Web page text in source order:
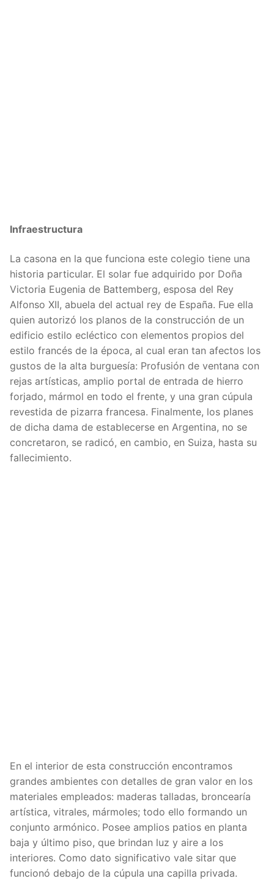
Infraestructura
La casona en la que funciona este colegio tiene una
historia particular. El solar fue adquirido por Doña
Victoria Eugenia de Battemberg, esposa del Rey
Alfonso XII, abuela del actual rey de España. Fue ella
quien autorizó los planos de la construcción de un
edificio estilo ecléctico con elementos propios del
estilo francés de la época, al cual eran tan afectos los
gustos de la alta burguesía: Profusión de ventana con
rejas artísticas, amplio portal de entrada de hierro
forjado, mármol en todo el frente, y una gran cúpula
revestida de pizarra francesa. Finalmente, los planes
de dicha dama de establecerse en Argentina, no se
concretaron, se radicó, en cambio, en Suiza, hasta su
fallecimiento.
En el interior de esta construcción encontramos
grandes ambientes con detalles de gran valor en los
materiales empleados: maderas talladas, broncearía
artística, vitrales, mármoles; todo ello formando un
conjunto armónico. Posee amplios patios en planta
baja y último piso, que brindan luz y aire a los
interiores. Como dato significativo vale sitar que
funcionó debajo de la cúpula una capilla privada.